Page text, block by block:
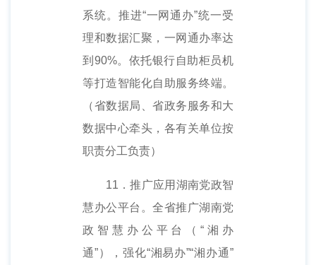
系统。推进“一网通办”统一受
理和数据汇聚，一网通办率达
到90%。依托银行自助柜员机
等打造智能化自助服务终端。
（省数据局、省政务服务和大
数据中心牵头，各有关单位按
职责分工负责）
11．推广应用湖南党政智
慧办公平台。全省推广湖南党
政智慧办公平台（“湘办
通”），强化“湘易办”“湘办通”